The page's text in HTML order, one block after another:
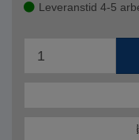
Leveranstid 4-5